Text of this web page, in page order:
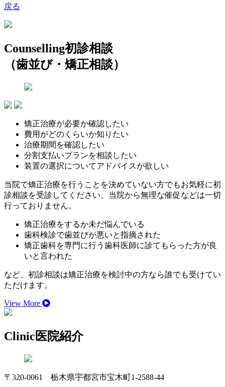
戻る
Counselling初診相談
（歯並び・矯正相談）
矯正治療が必要か確認したい
費用がどのくらいか知りたい
治療期間を確認したい
分割支払いプランを相談したい
装置の選択についてアドバイスが欲しい
当院で矯正治療を行うことを決めていない方でもお気軽に初
診相談を受診してください。当院から無理な催促などは一切
行っておりません。
矯正治療をするか未だ悩んでいる
歯科検診で歯並びが悪いと指摘された
矯正歯科を専門に行う歯科医師に診てもらった方が良
いと言われた
など、初診相談は矯正治療を検討中の方なら誰でも受けてい
ただけます。
View More
Clinic医院紹介
〒320-0061 栃木県宇都宮市宝木町1-2588-44